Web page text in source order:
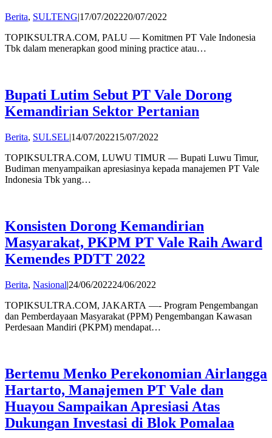
Berita, SULTENG|17/07/202220/07/2022
Hatta
TOPIKSULTRA.COM, PALU — Komitmen PT Vale Indonesia
Tbk dalam menerapkan good mining practice atau…
Bupati Lutim Sebut PT Vale Dorong
Kemandirian Sektor Pertanian
Berita, SULSEL|14/07/202215/07/2022
Hatta
TOPIKSULTRA.COM, LUWU TIMUR — Bupati Luwu Timur,
Budiman menyampaikan apresiasinya kepada manajemen PT Vale
Indonesia Tbk yang…
Konsisten Dorong Kemandirian
Masyarakat, PKPM PT Vale Raih Award
Kemendes PDTT 2022
Berita, Nasional|24/06/202224/06/2022
TOPIKSULTRA.COM, JAKARTA —- Program Pengembangan
dan Pemberdayaan Masyarakat (PPM) Pengembangan Kawasan
Perdesaan Mandiri (PKPM) mendapat…
Bertemu Menko Perekonomian Airlangga
Hartarto, Manajemen PT Vale dan
Huayou Sampaikan Apresiasi Atas
Dukungan Investasi di Blok Pomalaa